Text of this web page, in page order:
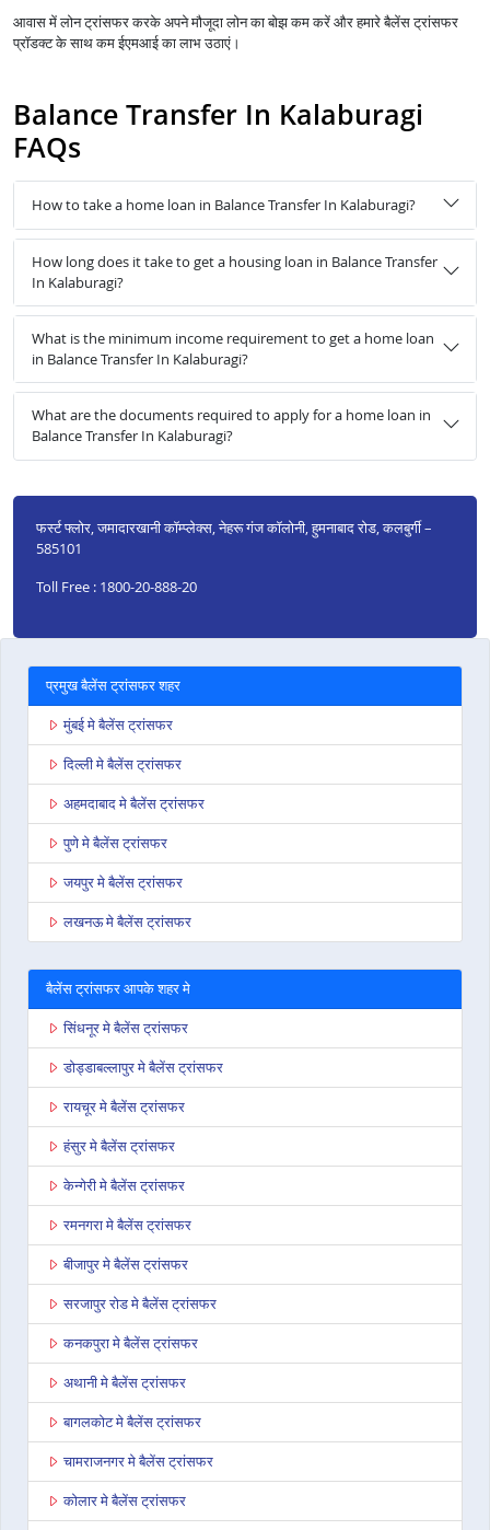
आवास मेंलोनट्रांसफर करके अपने मौजूदा लोन का बोझ कम करें और हमारे बैलेंस ट्रांसफर
प्रॉडक्ट के साथ कम ईएमआई का लाभ उठाएं।
Balance Transfer In Kalaburagi
FAQs
How to take a home loan in Balance Transfer In Kalaburagi?
How long does it take to get a housing loan in Balance Transfer
In Kalaburagi?
What is the minimum income requirement to get a home loan
in Balance Transfer In Kalaburagi?
What are the documents required to apply for a home loan in
Balance Transfer In Kalaburagi?
फर्स्ट फ्लोर, जमादारखानी कॉम्प्लेक्स, नेहरू गंज कॉलोनी, हुमनाबाद रोड, कलबुर्गी –
585101
Toll Free : 1800-20-888-20
प्रमुख बैलेंस ट्रांसफर शहर
मुंबई मे बैलेंस ट्रांसफर
दिल्ली मे बैलेंस ट्रांसफर
अहमदाबाद मे बैलेंस ट्रांसफर
पुणे मे बैलेंस ट्रांसफर
जयपुर मे बैलेंस ट्रांसफर
लखनऊ मे बैलेंस ट्रांसफर
बैलेंस ट्रांसफर आपके शहर मे
सिंधनूर मे बैलेंस ट्रांसफर
डोड्डाबल्लापुर मे बैलेंस ट्रांसफर
रायचूर मे बैलेंस ट्रांसफर
हंसुर मे बैलेंस ट्रांसफर
केन्गेरी मे बैलेंस ट्रांसफर
रमनगरा मे बैलेंस ट्रांसफर
बीजापुर मे बैलेंस ट्रांसफर
सरजापुर रोड मे बैलेंस ट्रांसफर
कनकपुरा मे बैलेंस ट्रांसफर
अथानी मे बैलेंस ट्रांसफर
बागलकोट मे बैलेंस ट्रांसफर
चामराजनगर मे बैलेंस ट्रांसफर
कोलार मे बैलेंस ट्रांसफर